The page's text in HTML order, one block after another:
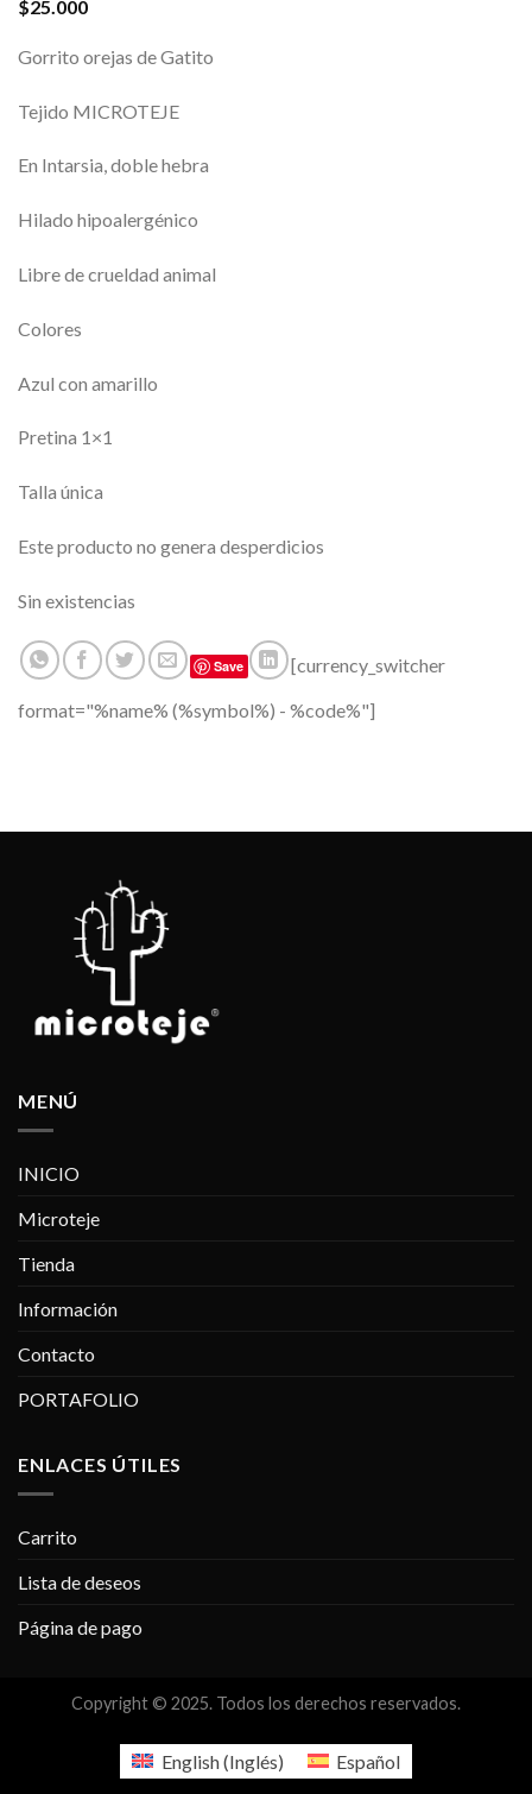
$25.000
Gorrito orejas de Gatito
Tejido MICROTEJE
En Intarsia, doble hebra
Hilado hipoalergénico
Libre de crueldad animal
Colores
Azul con amarillo
Pretina 1×1
Talla única
Este producto no genera desperdicios
Sin existencias
Save [currency_switcher
format="%name% (%symbol%) - %code%"]
MENÚ
INICIO
Microteje
Tienda
Información
Contacto
PORTAFOLIO
ENLACES ÚTILES
Carrito
Lista de deseos
Página de pago
Copyright © 2025. Todos los derechos reservados.
English(Inglés) Español